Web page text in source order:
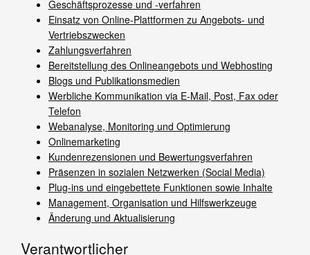
Geschäftsprozesse und -verfahren
Einsatz von Online-Plattformen zu Angebots- und
Vertriebszwecken
Zahlungsverfahren
Bereitstellung des Onlineangebots und Webhosting
Blogs und Publikationsmedien
Werbliche Kommunikation via E-Mail, Post, Fax oder
Telefon
Webanalyse, Monitoring und Optimierung
Onlinemarketing
Kundenrezensionen und Bewertungsverfahren
Präsenzen in sozialen Netzwerken (Social Media)
Plug-ins und eingebettete Funktionen sowie Inhalte
Management, Organisation und Hilfswerkzeuge
Änderung und Aktualisierung
Verantwortlicher